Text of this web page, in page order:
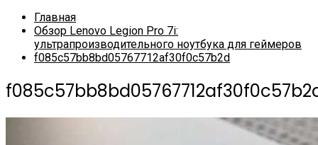
Главная
Обзор Lenovo Legion Pro 7i:
ультрапроизводительного ноутбука для геймеров
f085c57bb8bd05767712af30f0c57b2d